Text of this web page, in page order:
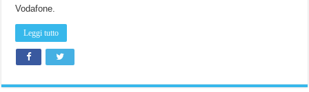
Vodafone.
Leggi tutto